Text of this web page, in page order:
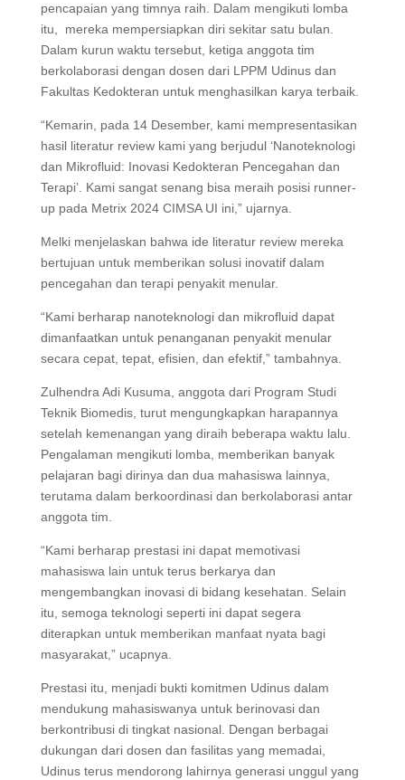
pencapaian yang timnya raih. Dalam mengikuti lomba
itu, mereka mempersiapkan diri sekitar satu bulan.
Dalam kurun waktu tersebut, ketiga anggota tim
berkolaborasi dengan dosen dari LPPM Udinus dan
Fakultas Kedokteran untuk menghasilkan karya terbaik.
“Kemarin, pada 14 Desember, kami mempresentasikan
hasil literatur review kami yang berjudul ‘Nanoteknologi
dan Mikrofluid: Inovasi Kedokteran Pencegahan dan
Terapi’. Kami sangat senang bisa meraih posisi runner-
up pada Metrix 2024 CIMSA UI ini,” ujarnya.
Melki menjelaskan bahwa ide literatur review mereka
bertujuan untuk memberikan solusi inovatif dalam
pencegahan dan terapi penyakit menular.
“Kami berharap nanoteknologi dan mikrofluid dapat
dimanfaatkan untuk penanganan penyakit menular
secara cepat, tepat, efisien, dan efektif,” tambahnya.
Zulhendra Adi Kusuma, anggota dari Program Studi
Teknik Biomedis, turut mengungkapkan harapannya
setelah kemenangan yang diraih beberapa waktu lalu.
Pengalaman mengikuti lomba, memberikan banyak
pelajaran bagi dirinya dan dua mahasiswa lainnya,
terutama dalam berkoordinasi dan berkolaborasi antar
anggota tim.
“Kami berharap prestasi ini dapat memotivasi
mahasiswa lain untuk terus berkarya dan
mengembangkan inovasi di bidang kesehatan. Selain
itu, semoga teknologi seperti ini dapat segera
diterapkan untuk memberikan manfaat nyata bagi
masyarakat,” ucapnya.
Prestasi itu, menjadi bukti komitmen Udinus dalam
mendukung mahasiswanya untuk berinovasi dan
berkontribusi di tingkat nasional. Dengan berbagai
dukungan dari dosen dan fasilitas yang memadai,
Udinus terus mendorong lahirnya generasi unggul yang